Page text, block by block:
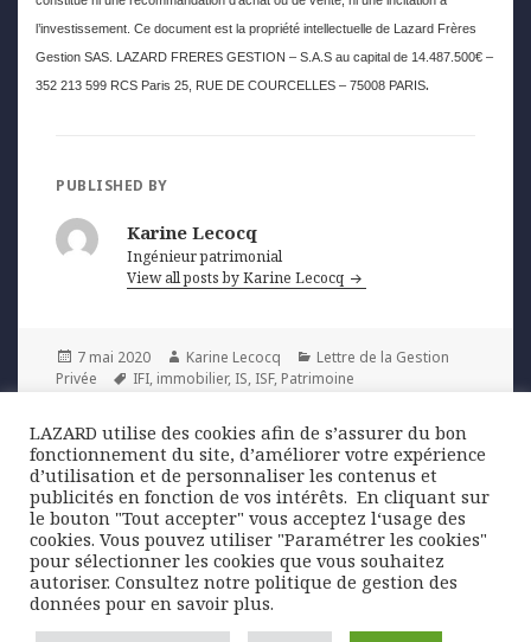
l’investissement. Ce document est la propriété intellectuelle de Lazard Frères
Gestion SAS. LAZARD FRERES GESTION – S.A.S au capital de 14.487.500€ –
352 213 599 RCS Paris 25, RUE DE COURCELLES – 75008 PARIS.
PUBLISHED BY
Karine Lecocq
Ingénieur patrimonial
View all posts by Karine Lecocq
Posted
on
7 mai 2020 Author
Karine Lecocq Categories
Lettre de la Gestion
Privée
Tags
IFI, immobilier, IS, ISF, Patrimoine
Navigation
l’article
PREVIOUS
Previous
post:
ÉCONOMIE | Lettre de la Gestion Privée
Q2 2020
NEXT
Next
post:
ENTRE NOUS | Lettre de la Gestion
Privée Q2 2020
LAZARD utilise des cookies afin de s’assurer du bon
fonctionnement du site, d’améliorer votre expérience
d’utilisation et de personnaliser les contenus et
publicités en fonction de vos intérêts. ​ En cliquant sur
le bouton "Tout accepter" vous acceptez l‘usage des
cookies. Vous pouvez utiliser "Paramétrer les cookies"
pour sélectionner les cookies que vous souhaitez
autoriser. Consultez notre politique de gestion des
données pour en savoir plus.